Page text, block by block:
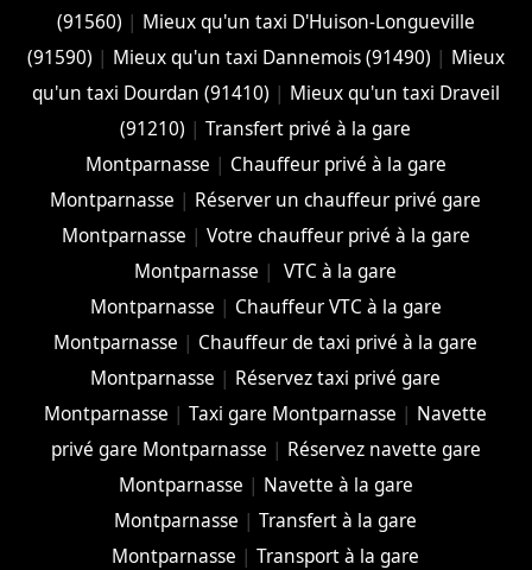
(91560) | Mieux qu'un taxi D'Huison-Longueville
(91590) | Mieux qu'un taxi Dannemois (91490) | Mieux
qu'un taxi Dourdan (91410) | Mieux qu'un taxi Draveil
(91210) |Transfert privé à la gare
Montparnasse | Chauffeur privé à la gare
Montparnasse | Réserver un chauffeur privé gare
Montparnasse | Votre chauffeur privé à la gare
Montparnasse | VTC à la gare
Montparnasse | Chauffeur VTC à la gare
Montparnasse | Chauffeur de taxi privé à la gare
Montparnasse | Réservez taxi privé gare
Montparnasse |Taxi gare Montparnasse | Navette
privé gare Montparnasse | Réservez navette gare
Montparnasse | Navette à la gare
Montparnasse |Transfert à la gare
Montparnasse |Transport à la gare